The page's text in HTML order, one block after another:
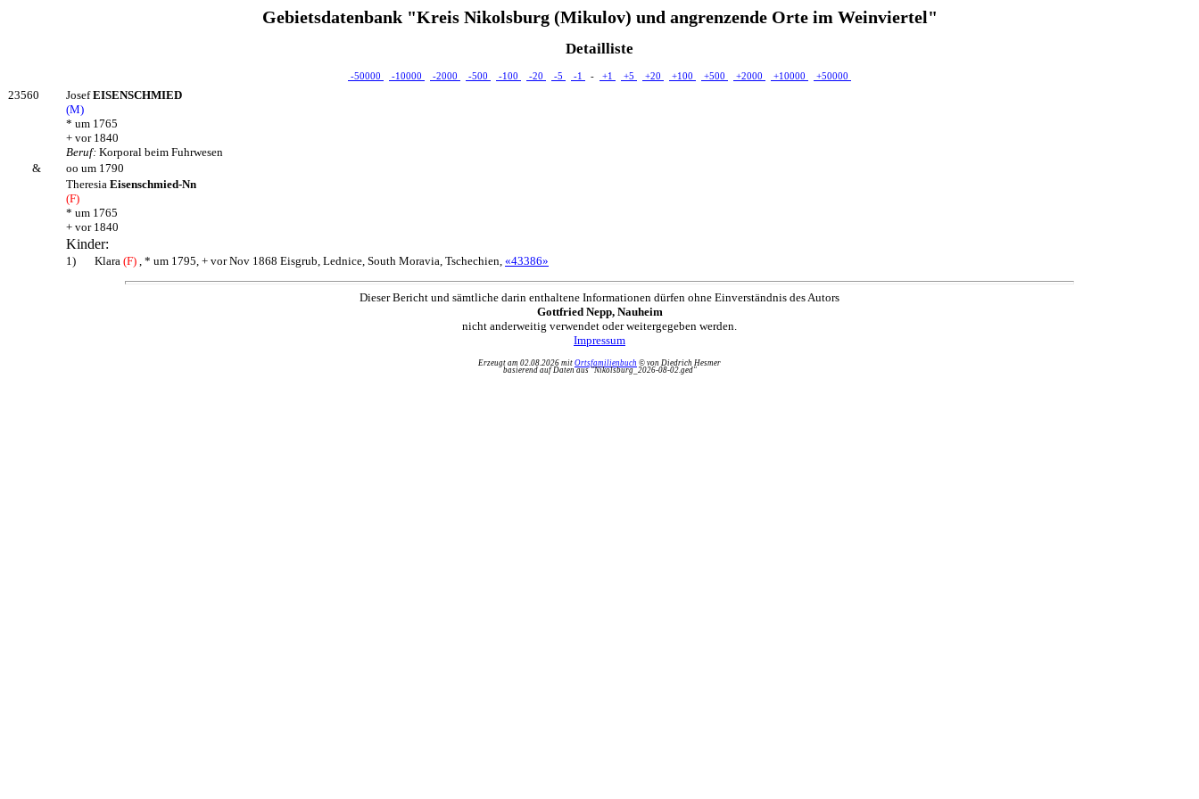
Gebietsdatenbank "Kreis Nikolsburg (Mikulov) und angrenzende Orte im Weinviertel"
Detailliste
-50000 -10000 -2000 -500 -100 -20 -5 -1 - +1 +5 +20 +100 +500 +2000 +10000 +50000
23560 JosefEISENSCHMIED
(M)
* um 1765
+ vor 1840
Beruf: Korporal beim Fuhrwesen
&
oo um 1790
Theresia Eisenschmied-Nn
(F)
* um 1765
+ vor 1840
Kinder:
1) Klara (F) , * um 1795, + vor Nov 1868 Eisgrub, Lednice, South Moravia, Tschechien, «43386»
Dieser Bericht und sämtliche darin enthaltene Informationen dürfen ohne Einverständnis des Autors
Gottfried Nepp, Nauheim
nicht anderweitig verwendet oder weitergegeben werden.
Impressum
Erzeugt am 02.08.2026 mit Ortsfamilienbuch © von Diedrich Hesmer
basierend auf Daten aus "Nikolsburg_2026-08-02.ged"